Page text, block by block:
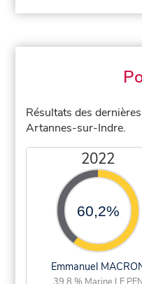
Résultats des
Artannes-sur-Indre.
2022
60,2%
Emmanuel